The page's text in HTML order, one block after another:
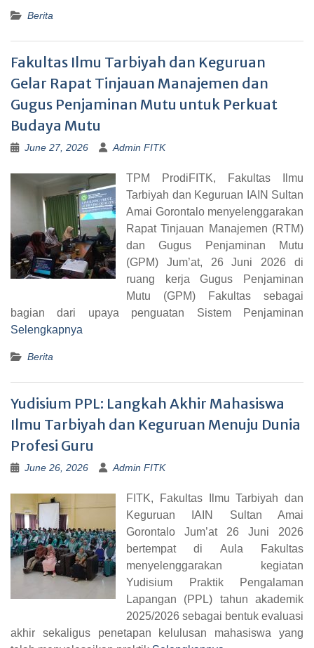
Berita
Fakultas Ilmu Tarbiyah dan Keguruan
Gelar Rapat Tinjauan Manajemen dan
Gugus Penjaminan Mutu untuk Perkuat
Budaya Mutu
June 27, 2026 Admin FITK
TPM ProdiFITK, Fakultas Ilmu
Tarbiyah dan Keguruan IAIN Sultan
Amai Gorontalo menyelenggarakan
Rapat Tinjauan Manajemen (RTM)
dan Gugus Penjaminan Mutu
(GPM) Jum’at, 26 Juni 2026 di
ruang kerja Gugus Penjaminan
Mutu (GPM) Fakultas sebagai
bagian dari upaya penguatan Sistem Penjaminan
Selengkapnya
Berita
Yudisium PPL: Langkah Akhir Mahasiswa
Ilmu Tarbiyah dan Keguruan Menuju Dunia
Profesi Guru
June 26, 2026 Admin FITK
FITK, Fakultas Ilmu Tarbiyah dan
Keguruan IAIN Sultan Amai
Gorontalo Jum’at 26 Juni 2026
bertempat di Aula Fakultas
menyelenggarakan kegiatan
Yudisium Praktik Pengalaman
Lapangan (PPL) tahun akademik
2025/2026 sebagai bentuk evaluasi
akhir sekaligus penetapan kelulusan mahasiswa yang